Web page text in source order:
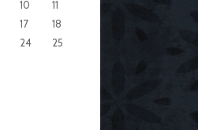
10
11
17
18
24
25